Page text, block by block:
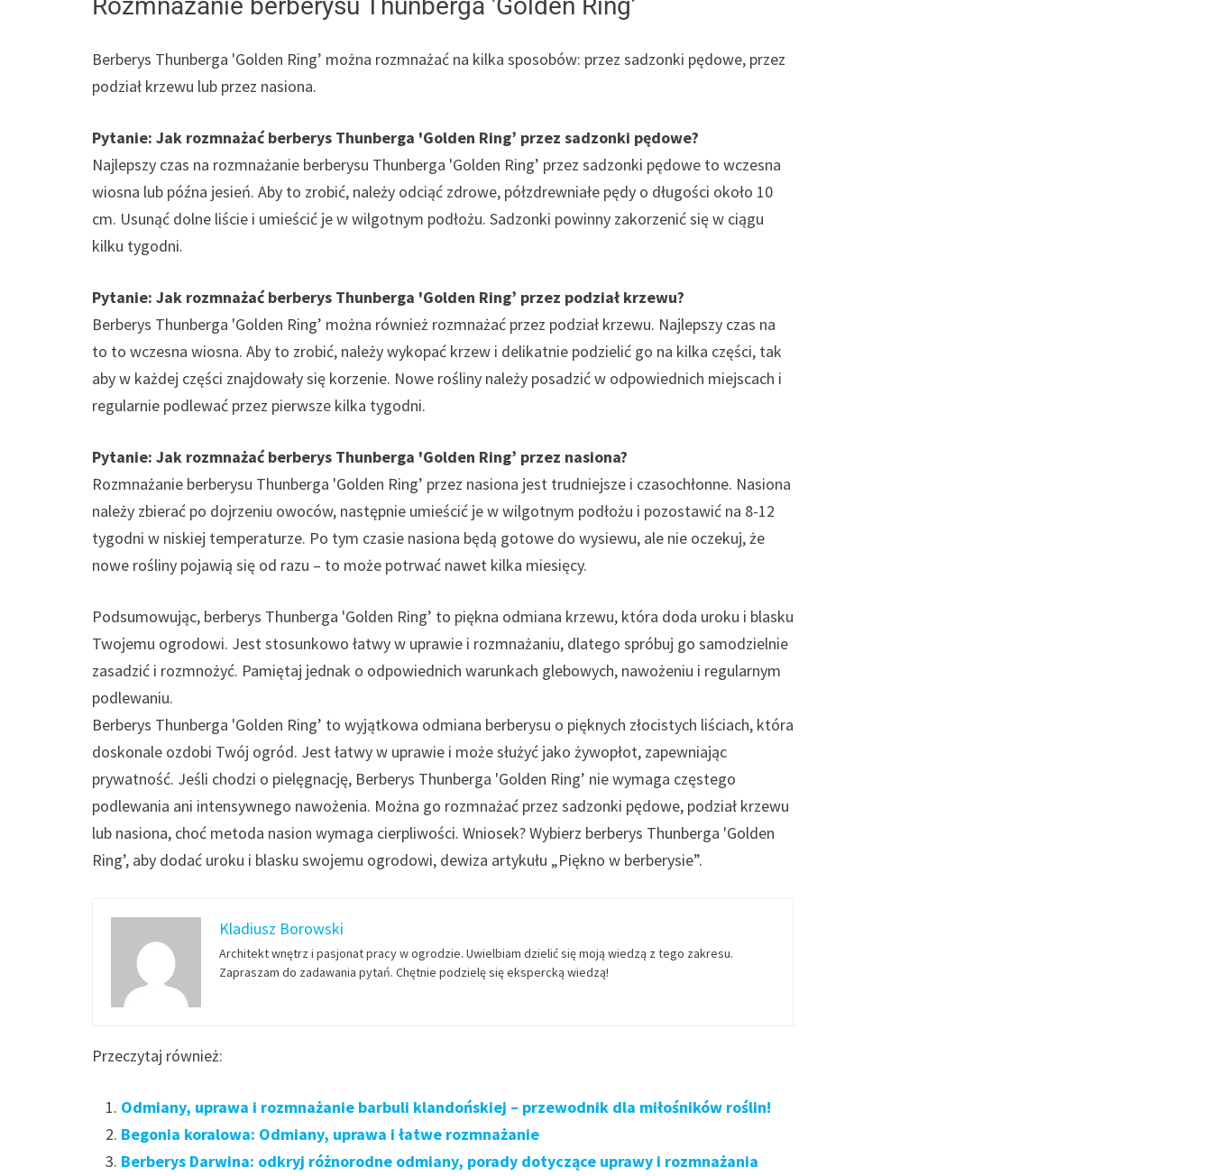
Berberys Thunberga 'Golden Ring’ można rozmnażać na kilka sposobów: przez sadzonki pędowe, przez
podział krzewu lub przez nasiona.
Pytanie: Jak rozmnażać berberys Thunberga 'Golden Ring’ przez sadzonki pędowe?
Najlepszy czas na rozmnażanie berberysu Thunberga 'Golden Ring’ przez sadzonki pędowe to wczesna
wiosna lub późna jesień. Aby to zrobić, należy odciąć zdrowe, półzdrewniałe pędy o długości około 10
cm. Usunąć dolne liście i umieścić je w wilgotnym podłożu. Sadzonki powinny zakorzenić się w ciągu
kilku tygodni.
Pytanie: Jak rozmnażać berberys Thunberga 'Golden Ring’ przez podział krzewu?
Berberys Thunberga 'Golden Ring’ można również rozmnażać przez podział krzewu. Najlepszy czas na
to to wczesna wiosna. Aby to zrobić, należy wykopać krzew i delikatnie podzielić go na kilka części, tak
aby w każdej części znajdowały się korzenie. Nowe rośliny należy posadzić w odpowiednich miejscach i
regularnie podlewać przez pierwsze kilka tygodni.
Pytanie: Jak rozmnażać berberys Thunberga 'Golden Ring’ przez nasiona?
Rozmnażanie berberysu Thunberga 'Golden Ring’ przez nasiona jest trudniejsze i czasochłonne. Nasiona
należy zbierać po dojrzeniu owoców, następnie umieścić je w wilgotnym podłożu i pozostawić na 8-12
tygodni w niskiej temperaturze. Po tym czasie nasiona będą gotowe do wysiewu, ale nie oczekuj, że
nowe rośliny pojawią się od razu – to może potrwać nawet kilka miesięcy.
Podsumowując, berberys Thunberga 'Golden Ring’ to piękna odmiana krzewu, która doda uroku i blasku
Twojemu ogrodowi. Jest stosunkowo łatwy w uprawie i rozmnażaniu, dlatego spróbuj go samodzielnie
zasadzić i rozmnożyć. Pamiętaj jednak o odpowiednich warunkach glebowych, nawożeniu i regularnym
podlewaniu.
Berberys Thunberga 'Golden Ring’ to wyjątkowa odmiana berberysu o pięknych złocistych liściach, która
doskonale ozdobi Twój ogród. Jest łatwy w uprawie i może służyć jako żywopłot, zapewniając
prywatność. Jeśli chodzi o pielęgnację, Berberys Thunberga 'Golden Ring’ nie wymaga częstego
podlewania ani intensywnego nawożenia. Można go rozmnażać przez sadzonki pędowe, podział krzewu
lub nasiona, choć metoda nasion wymaga cierpliwości. Wniosek? Wybierz berberys Thunberga 'Golden
Ring’, aby dodać uroku i blasku swojemu ogrodowi, dewiza artykułu „Piękno w berberysie”.
Kladiusz Borowski
Architekt wnętrz i pasjonat pracy w ogrodzie. Uwielbiam dzielić się moją wiedzą z tego zakresu.
Zapraszam do zadawania pytań. Chętnie podzielę się ekspercką wiedzą!
Przeczytaj również:
Odmiany, uprawa i rozmnażanie barbuli klandońskiej – przewodnik dla miłośników roślin!
Begonia koralowa: Odmiany, uprawa i łatwe rozmnażanie
Berberys Darwina: odkryj różnorodne odmiany, porady dotyczące uprawy i rozmnażania